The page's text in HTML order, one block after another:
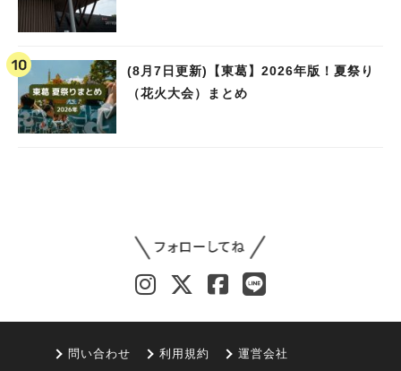
(8月7日更新)【東葛】2026年版！夏祭り
（花火大会）まとめ
問い合わせ 利用規約 運営会社